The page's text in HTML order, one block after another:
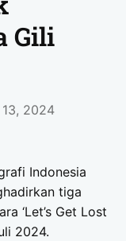
Gili
2024
Indonesia
tiga
‘Let’s Get Lost
2024.